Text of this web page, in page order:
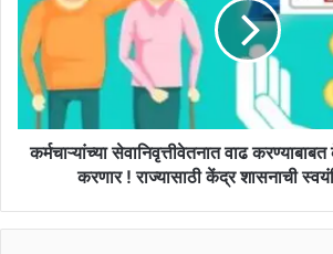
करण्याबाबत
केंद्र
शासनाला
विनंती
करणार
!
राज्यासाठी
कर्मचाऱ्यांच्या सेवानिवृत्तीवेतनात वाढ
करणार ! राज्यासाठी केंद्र शासनाची